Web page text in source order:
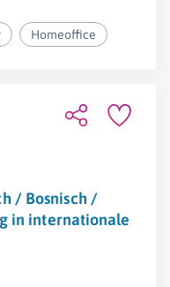
Homeoffice
/ Bosnisch /
in internationale